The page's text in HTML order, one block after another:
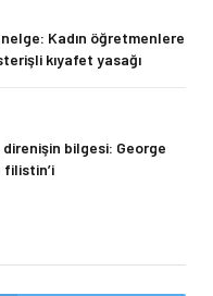
Kadın öğretmenlere
kıyafet yasağı
bilgesi: George
filistin’i